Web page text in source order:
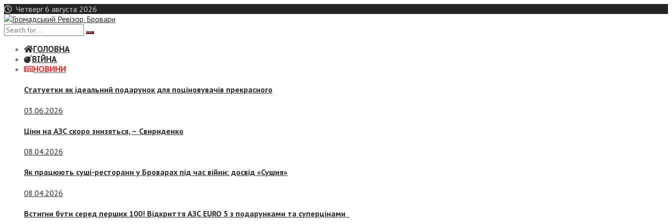
Skip
to
content
Четверг 6 августа 2026
ГОЛОВНА
ВІЙНА
НОВИНИ
Статуетки як ідеальний подарунок для поціновувачів прекрасного
03.06.2026
Ціни на АЗС скоро знизяться, – Свириденко
08.04.2026
Як працюють суші-ресторани у Броварах під час війни: досвід «Сушия»
08.04.2026
Встигни бути серед перших 100! Відкриття АЗС EURO 5 з подарунками та суперцінами